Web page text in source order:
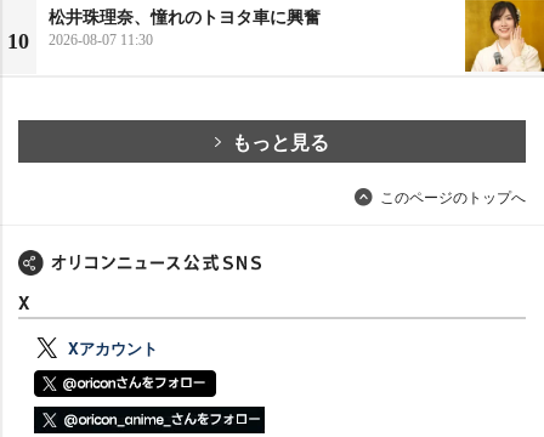
10
松井珠理奈、憧れのトヨタ車に興奮
2026-08-07 11:30
もっと見る
このページのトップへ
X
Xアカウント